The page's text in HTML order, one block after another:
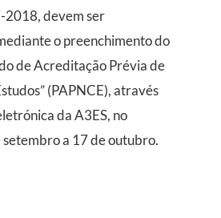
2018, devem ser
o preenchimento do
de Acreditação Prévia de
(PAPNCE), através
da A3ES, no
a 17 de outubro.